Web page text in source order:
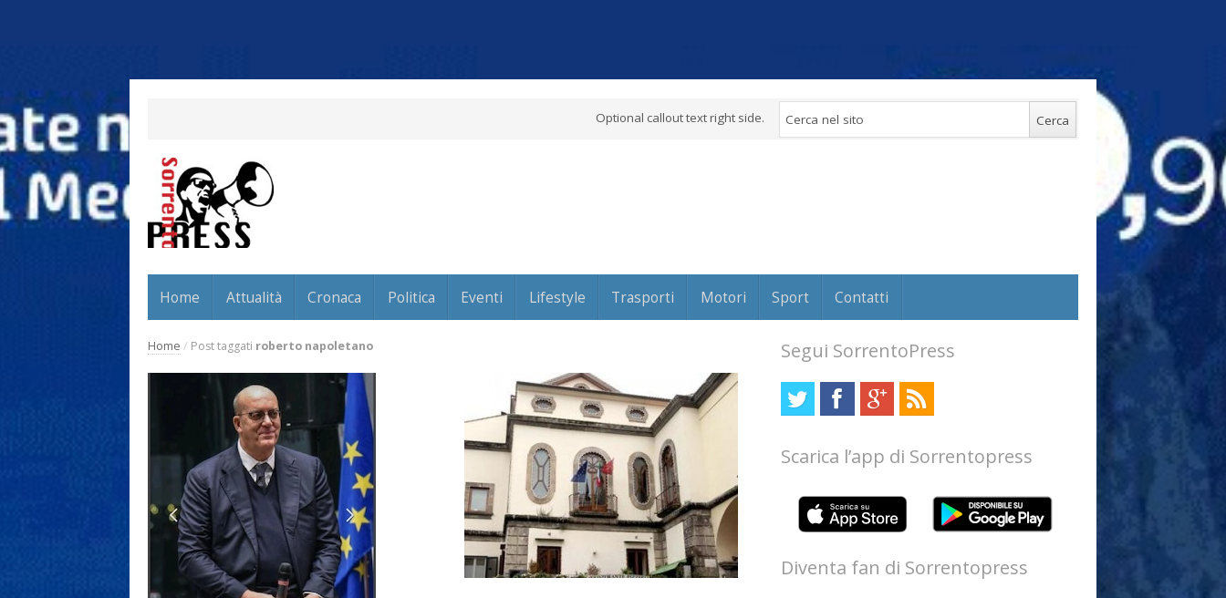
Optional callout text right side.
Home Attualità Cronaca Politica Eventi Lifestyle Trasporti Motori Sport Contatti
Home / Post taggati roberto napoletano Segui SorrentoPress
Scarica l’app di Sorrentopress
Diventa fan di Sorrentopress